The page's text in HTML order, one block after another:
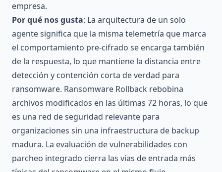
empresa.
Por qué nos gusta: La arquitectura de un solo
agente significa que la misma telemetría que marca
el comportamiento pre-cifrado se encarga también
de la respuesta, lo que mantiene la distancia entre
detección y contención corta de verdad para
ransomware. Ransomware Rollback rebobina
archivos modificados en las últimas 72 horas, lo que
es una red de seguridad relevante para
organizaciones sin una infraestructura de backup
madura. La evaluación de vulnerabilidades con
parcheo integrado cierra las vías de entrada más